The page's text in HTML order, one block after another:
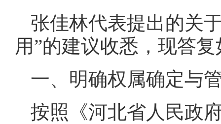
张佳林代表提出的关
用”的建议收悉，现答
一、明确权属确定与
按照《河北省人民政